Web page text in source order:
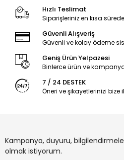
Hızlı Teslimat
Siparişleriniz en kısa
Güvenli Alışveriş
Güvenli ve kolay ödeme
Geniş Ürün Yelpazesi
Binlerce ürün ve
7 / 24 DESTEK
Öneri ve şikayetlerinizi bize
Kampanya, duyuru,
olmak istiyorum.